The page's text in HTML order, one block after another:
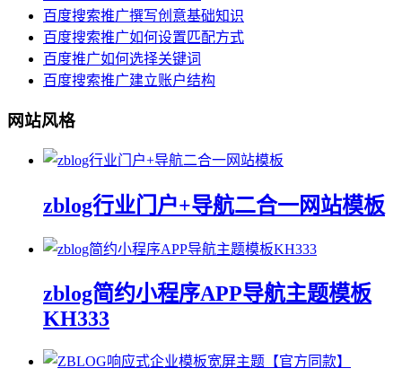
百度搜索推广撰写创意基础知识
百度搜索推广如何设置匹配方式
百度推广如何选择关键词
百度搜索推广建立账户结构
网站风格
zblog行业门户+导航二合一网站模板
zblog简约小程序APP导航主题模板
KH333